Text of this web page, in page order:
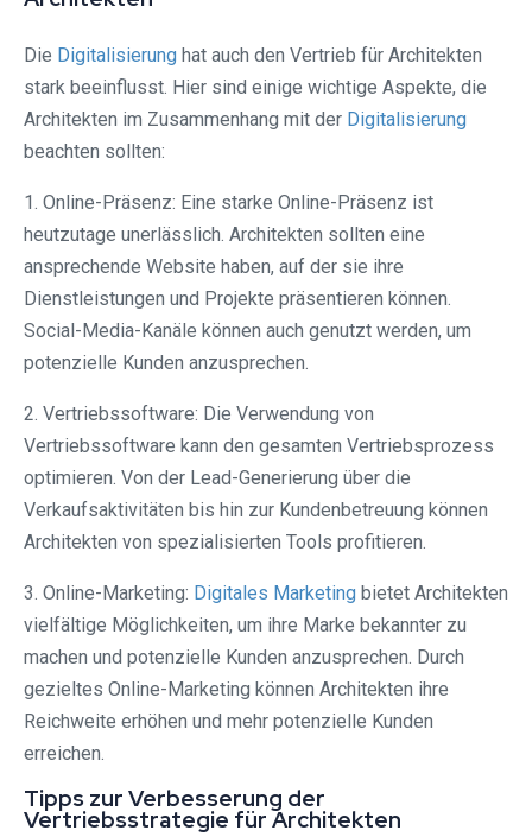
Die Digitalisierung hat auch den Vertrieb für Architekten
stark beeinflusst. Hier sind einige wichtige Aspekte, die
Architekten im Zusammenhang mit der Digitalisierung
beachten sollten:
1. Online-Präsenz: Eine starke Online-Präsenz ist
heutzutage unerlässlich. Architekten sollten eine
ansprechende Website haben, auf der sie ihre
Dienstleistungen und Projekte präsentieren können.
Social-Media-Kanäle können auch genutzt werden, um
potenzielle Kunden anzusprechen.
2. Vertriebssoftware: Die Verwendung von
Vertriebssoftware kann den gesamten Vertriebsprozess
optimieren. Von der Lead-Generierung über die
Verkaufsaktivitäten bis hin zur Kundenbetreuung können
Architekten von spezialisierten Tools profitieren.
3. Online-Marketing: Digitales Marketing bietet Architekten
vielfältige Möglichkeiten, um ihre Marke bekannter zu
machen und potenzielle Kunden anzusprechen. Durch
gezieltes Online-Marketing können Architekten ihre
Reichweite erhöhen und mehr potenzielle Kunden
erreichen.
Tipps zur Verbesserung der
Vertriebsstrategie für Architekten